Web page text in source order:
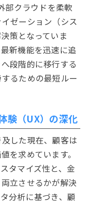
部クラウドを柔軟
ゼーション（シス
策となっていま
新機能を迅速に追
段階的に移行する
るための最短ルー
験（UX）の深化
した現在、顧客は
を求めています。
タマイズ性と、金
立させるかが解決
分析に基づき、顧